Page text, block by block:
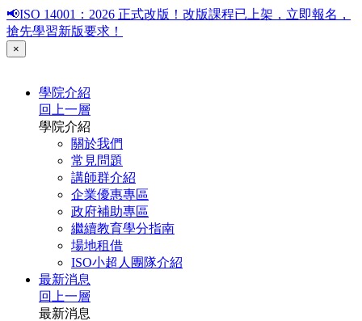
📢ISO 14001：2026 正式改版！改版課程已上架，立即報名，
搶先學習新版要求！
×
學院介紹
回上一層
學院介紹
關於我們
常見問題
講師群介紹
企業優惠專區
政府補助專區
繼續教育學分指南
場地租借
ISO小超人團隊介紹
最新消息
回上一層
最新消息